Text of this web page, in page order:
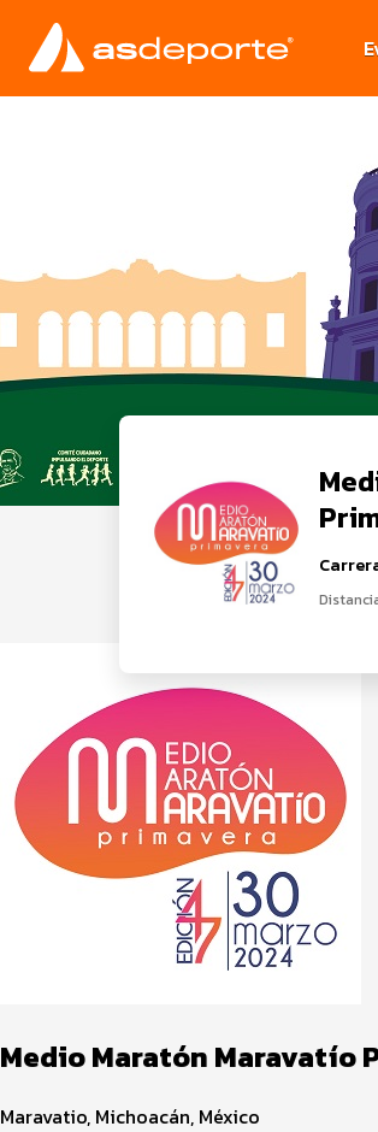
Medio Maratón Maravatío
Maravatio, Michoacán, México